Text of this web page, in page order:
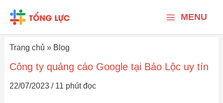
dung
Menu
MENU
Trang chủ » Blog
Công ty quảng cáo Google tại Bảo Lộc uy tín
22/07/2023 / 11 phút đọc